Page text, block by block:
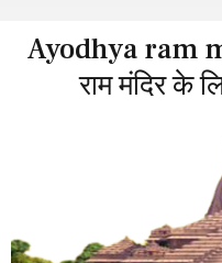
Ayodhya ram
राम मंदिर के